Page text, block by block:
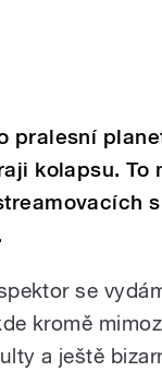
pralesní
kolapsu.
se
kromě
a ještě